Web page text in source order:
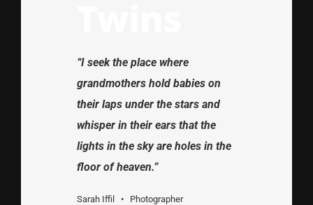
“I seek the place where
grandmothers hold babies on
their laps under the stars and
whisper in their ears that the
lights in the sky are holes in the
floor of heaven.”
Sarah Iffil • Photographer